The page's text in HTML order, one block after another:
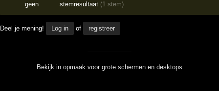
geen
stemresultaat (1 stem)
Deel je mening! Log in of registreer
Bekijk in opmaak voor grote schermen en desktops